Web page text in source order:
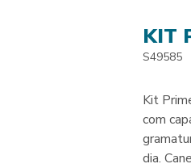
KIT
S49585
Kit
com
dia.